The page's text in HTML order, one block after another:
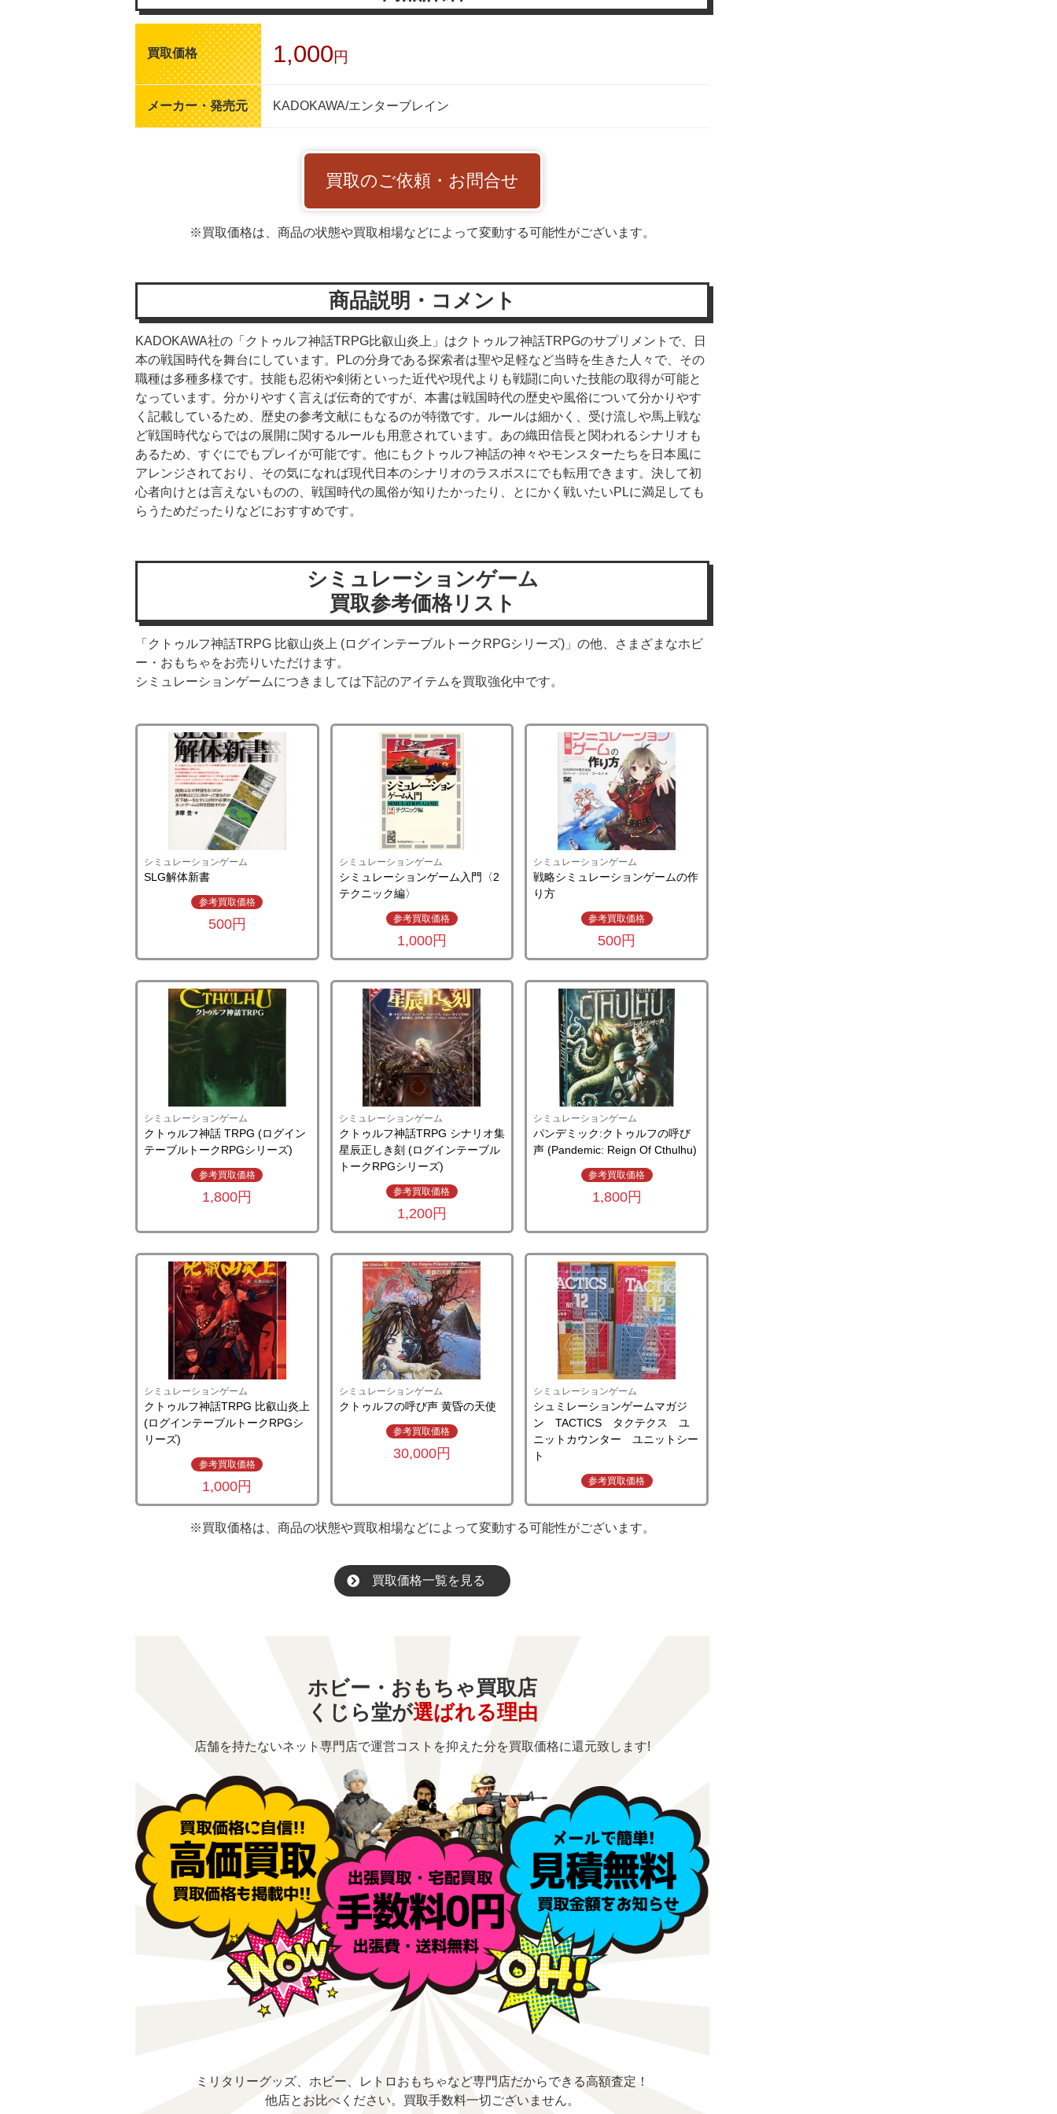
買取価格 1,000円
メーカー・発売元 KADOKAWA/エンターブレイン
買取のご依頼・お問合せ
※買取価格は、商品の状態や買取相場などによって変動する可能性がございます。
商品説明・コメント
KADOKAWA社の「クトゥルフ神話TRPG比叡山炎上」はクトゥルフ神話TRPGのサプリメントで、日
本の戦国時代を舞台にしています。PLの分身である探索者は聖や足軽など当時を生きた人々で、その
職種は多種多様です。技能も忍術や剣術といった近代や現代よりも戦闘に向いた技能の取得が可能と
なっています。分かりやすく言えば伝奇的ですが、本書は戦国時代の歴史や風俗について分かりやす
く記載しているため、歴史の参考文献にもなるのが特徴です。ルールは細かく、受け流しや馬上戦な
ど戦国時代ならではの展開に関するルールも用意されています。あの織田信長と関われるシナリオも
あるため、すぐにでもプレイが可能です。他にもクトゥルフ神話の神々やモンスターたちを日本風に
アレンジされており、その気になれば現代日本のシナリオのラスボスにでも転用できます。決して初
心者向けとは言えないものの、戦国時代の風俗が知りたかったり、とにかく戦いたいPLに満足しても
らうためだったりなどにおすすめです。
シミュレーションゲーム
買取参考価格リスト
「クトゥルフ神話TRPG 比叡山炎上 (ログインテーブルトークRPGシリーズ)」の他、さまざまなホビ
ー・おもちゃをお売りいただけます。
シミュレーションゲームにつきましては下記のアイテムを買取強化中です。
シミュレーションゲーム
SLG解体新書
参考買取価格
500円
シミュレーションゲーム
シミュレーションゲーム入門〈2
テクニック編〉
参考買取価格
1,000円
シミュレーションゲーム
戦略シミュレーションゲームの作
り方
参考買取価格
500円
シミュレーションゲーム
クトゥルフ神話 TRPG (ログイン
テーブルトークRPGシリーズ)
参考買取価格
1,800円
シミュレーションゲーム
クトゥルフ神話TRPG シナリオ集
星辰正しき刻 (ログインテーブル
トークRPGシリーズ)
参考買取価格
1,200円
シミュレーションゲーム
パンデミック:クトゥルフの呼び
声 (Pandemic: Reign Of Cthulhu)
参考買取価格
1,800円
シミュレーションゲーム
クトゥルフ神話TRPG 比叡山炎上
(ログインテーブルトークRPGシ
リーズ)
参考買取価格
1,000円
シミュレーションゲーム
クトゥルフの呼び声 黄昏の天使
参考買取価格
30,000円
シミュレーションゲーム
シュミレーションゲームマガジ
ン TACTICS タクテクス ユ
ニットカウンター ユニットシー
ト
参考買取価格
※買取価格は、商品の状態や買取相場などによって変動する可能性がございます。
買取価格一覧を見る
ホビー・おもちゃ買取店
くじら堂が選ばれる理由
店舗を持たないネット専門店で運営コストを抑えた分を買取価格に還元致します!
ミリタリーグッズ、ホビー、レトロおもちゃなど専門店だからできる高額査定！
他店とお比べください。買取手数料一切ございません。